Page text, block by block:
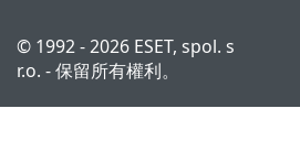
© 1992 - 2026 ESET, spol. s
r.o. - 保留所有權利。